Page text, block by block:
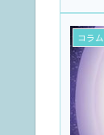
コラム